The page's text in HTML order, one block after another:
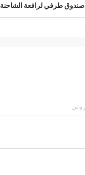
صندوق طرفي لرافعة الشاحنة SANY